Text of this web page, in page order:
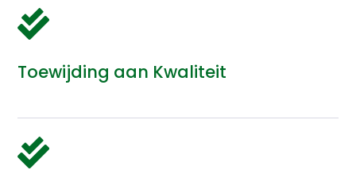

Toewijding aan Kwaliteit
